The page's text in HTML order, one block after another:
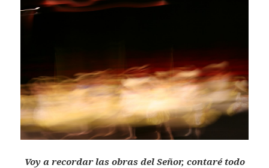
Voy a recordar las obras del Señor, contaré todo